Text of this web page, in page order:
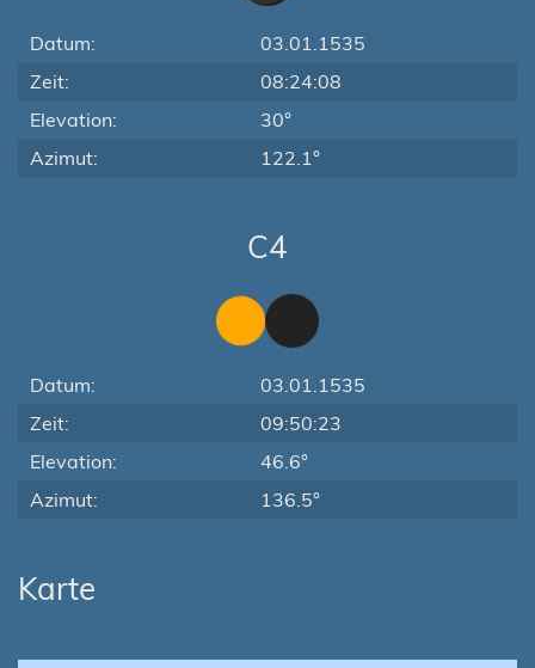
Datum:
03.01.1535
Zeit:
08:24:08
Elevation:
30°
Azimut:
122.1°
C4
Datum:
03.01.1535
Zeit:
09:50:23
Elevation:
46.6°
Azimut:
136.5°
Karte